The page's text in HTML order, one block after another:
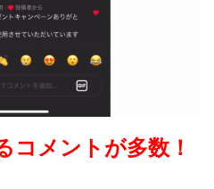
コメントが多数！